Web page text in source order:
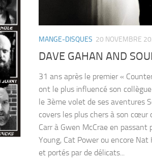
MANGE-DISQUES 20 NOVEMBRE
DAVE GAHAN AND
31 ans après le premier «
ont le plus influencé son
le 3ème volet de ses aventures
covers les plus chers à son cœur
Carr à Gwen McCrae en
Young, Cat Power ou encore
et portés par de délicats...